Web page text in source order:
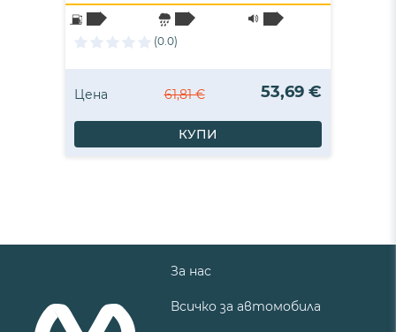
(0.0)
Цена 61,81 € 53,69 €
КУПИ
За нас
Всичко за автомобила